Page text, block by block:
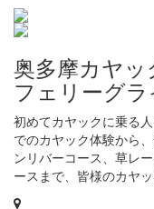
奥多摩カヤ
フェリーグラ
初めてカヤックに乗る
でのカヤック体験から
ンリバーコース、草レ
ースまで、皆様のカヤ